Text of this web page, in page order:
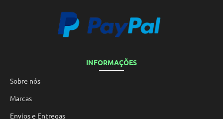
INFORMAÇÕES
Sobre nós
Marcas
Envios e Entregas